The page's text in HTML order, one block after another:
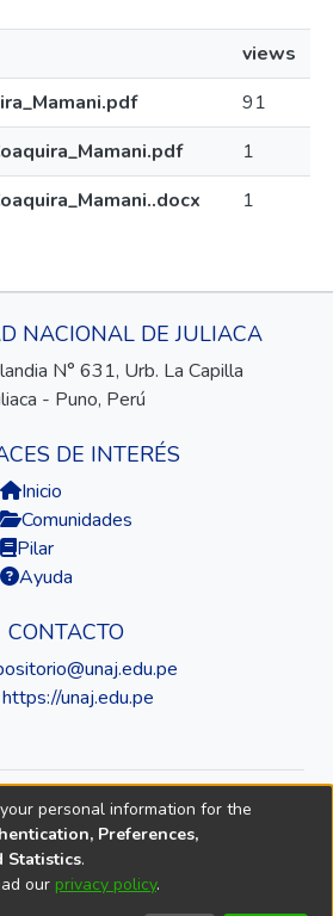
views
91
1
1
NACIONAL DE JULIACA
N° 631, Urb. La Capilla
- Puno, Perú
DE INTERÉS
Inicio
Comunidades
Pilar
Ayuda
CONTACTO
unaj.edu.pe
Nacional de Juliaca — Repositorio
Institucional
© 2002-2026
personal information for the
Preferences,
Statistics.
our privacy policy.